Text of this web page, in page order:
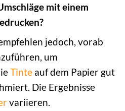
mit einem
jedoch, vorab
um
Tinte auf dem Papier gut
Die Ergebnisse
variieren.